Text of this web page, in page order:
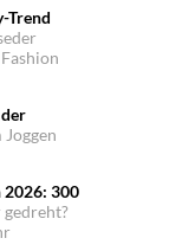
Trend
2026: 300